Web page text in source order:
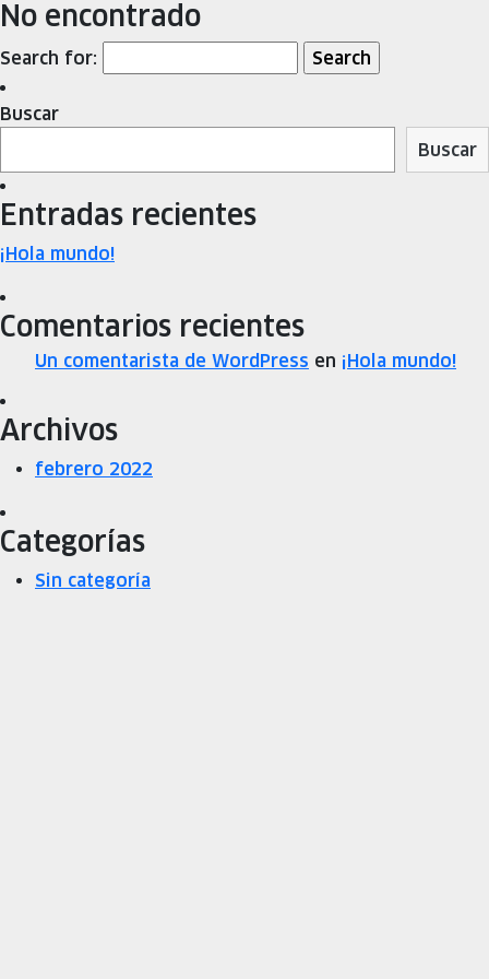
No encontrado
Search for:
Buscar
Buscar
Entradas recientes
¡Hola mundo!
Comentarios recientes
Un comentarista de WordPress en ¡Hola mundo!
Archivos
febrero 2022
Categorías
Sin categoría